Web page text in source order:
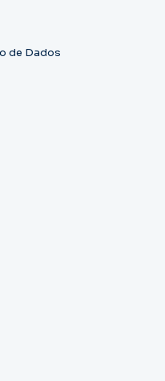
de Dados